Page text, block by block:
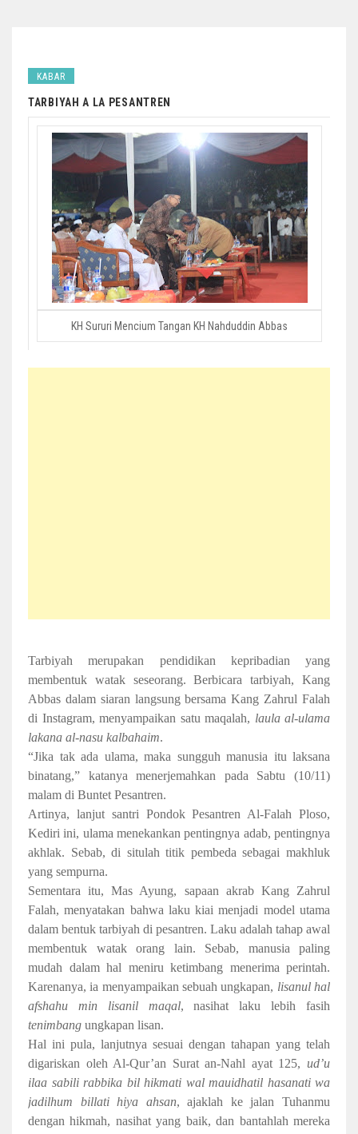
KABAR
TARBIYAH A LA PESANTREN
KH Sururi Mencium Tangan KH Nahduddin Abbas
Tarbiyah merupakan pendidikan kepribadian yang
membentuk watak seseorang.Berbicara tarbiyah, Kang
Abbas dalam siaran langsung bersama Kang Zahrul Falah
di Instagram, menyampaikan satu maqalah, laula al-ulama
lakana al-nasu kalbahaim.
“Jika tak ada ulama, maka sungguh manusia itu laksana
binatang,” katanya menerjemahkan pada Sabtu (10/11)
malam di Buntet Pesantren.
Artinya, lanjut santri Pondok Pesantren Al-Falah Ploso,
Kediri ini, ulama menekankan pentingnya adab, pentingnya
akhlak. Sebab, di situlah titik pembeda sebagai makhluk
yang sempurna.
Sementara itu, Mas Ayung, sapaan akrab Kang Zahrul
Falah, menyatakan bahwa laku kiai menjadi model utama
dalam bentuk tarbiyah di pesantren. Laku adalah tahap awal
membentuk watak orang lain. Sebab, manusia paling
mudah dalam hal meniru ketimbang menerima perintah.
Karenanya, ia menyampaikan sebuah ungkapan, lisanul hal
afshahu min lisanil maqal, nasihat laku lebih fasih
tenimbang ungkapan lisan.
Hal ini pula, lanjutnya sesuai dengan tahapan yang telah
digariskan oleh Al-Qur’an Surat an-Nahl ayat 125,ud’u
ilaa sabili rabbika bil hikmati wal mauidhatil hasanati wa
jadilhum billati hiya ahsan, ajaklah ke jalan Tuhanmu
dengan hikmah, nasihat yang baik, dan bantahlah mereka